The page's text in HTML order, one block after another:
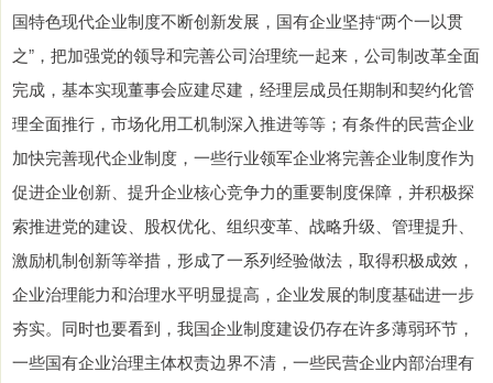
国特色现代企业制度不断创新发展，国有企业坚持“两个一以贯
之”，把加强党的领导和完善公司治理统一起来，公司制改革全面
完成，基本实现董事会应建尽建，经理层成员任期制和契约化管
理全面推行，市场化用工机制深入推进等等；有条件的民营企业
加快完善现代企业制度，一些行业领军企业将完善企业制度作为
促进企业创新、提升企业核心竞争力的重要制度保障，并积极探
索推进党的建设、股权优化、组织变革、战略升级、管理提升、
激励机制创新等举措，形成了一系列经验做法，取得积极成效，
企业治理能力和治理水平明显提高，企业发展的制度基础进一步
夯实。同时也要看到，我国企业制度建设仍存在许多薄弱环节，
一些国有企业治理主体权责边界不清，一些民营企业内部治理有